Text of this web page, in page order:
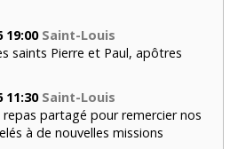
19:00 Saint-Louis
saints Pierre et Paul, apôtres
11:30 Saint-Louis
partagé pour remercier nos
à de nouvelles missions